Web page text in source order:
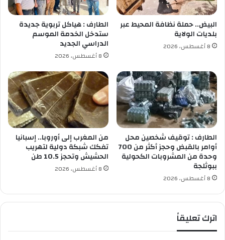
ق
ا
ل
خ
ا
س
ب
ب
ر
ي
ك
ة
البيض.. حملة نظافة المحيط عبر
بلديات الولاية
8 أغسطس، 2026
الطارف : هياكل تربوية جديدة
ستدخل الخدمة الموسم
الدراسي الجديد
8 أغسطس، 2026
الطارف : توقيف شخصين محل
أوامر بالقبض وحجز أكثر من 700
وحدة من المشروبات الكحولية
ببوثلجة
8 أغسطس، 2026
من المغرب إلى أوروبا.. إسبانيا
تفكك شبكة دولية لتهريب
الحشيش وتحجز 10.5 طن
8 أغسطس، 2026
اترك تعليقاً